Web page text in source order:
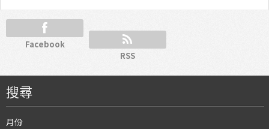
Facebook
RSS
搜尋
月份